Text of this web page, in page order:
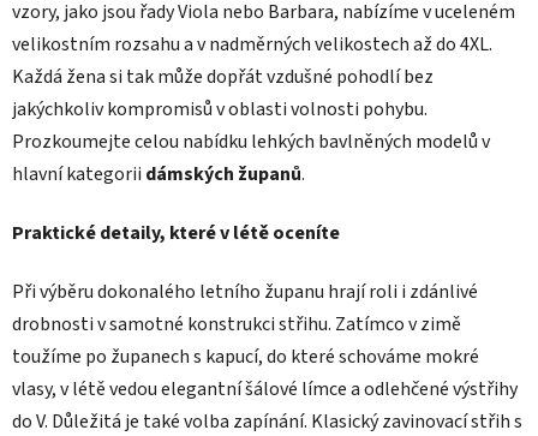
vzory, jako jsou řady Viola nebo Barbara, nabízíme v uceleném
velikostním rozsahu a v nadměrných velikostech až do 4XL.
Každá žena si tak může dopřát vzdušné pohodlí bez
jakýchkoliv kompromisů v oblasti volnosti pohybu.
Prozkoumejte celou nabídku lehkých bavlněných modelů v
hlavní kategorii dámských županů.
Praktické detaily, které v létě oceníte
Při výběru dokonalého letního županu hrají roli i zdánlivé
drobnosti v samotné konstrukci střihu. Zatímco v zimě
toužíme po županech s kapucí, do které schováme mokré
vlasy, v létě vedou elegantní šálové límce a odlehčené výstřihy
do V. Důležitá je také volba zapínání. Klasický zavinovací střih s